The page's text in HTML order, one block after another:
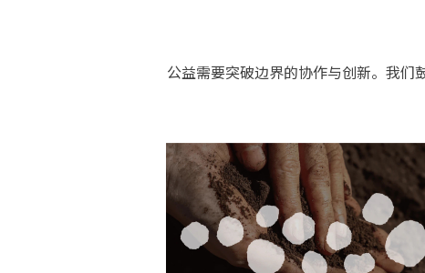
公益需要突破边界的协作与创新。我